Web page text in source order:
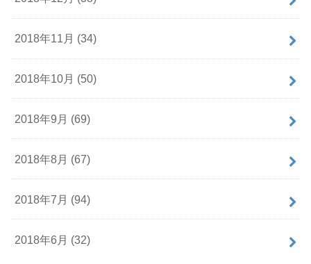
2018年11月 (34)
2018年10月 (50)
2018年9月 (69)
2018年8月 (67)
2018年7月 (94)
2018年6月 (32)